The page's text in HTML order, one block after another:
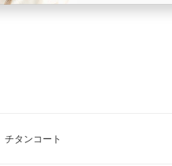
チタンコート